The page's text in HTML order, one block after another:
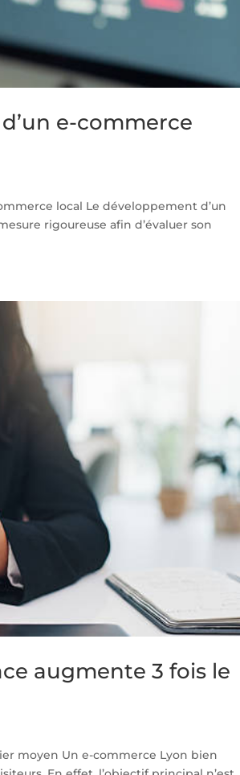
e-commerce
local Le développement d’un
rigoureuse afin d’évaluer son
augmente 3 fois le
moyen Un e-commerce Lyon bien